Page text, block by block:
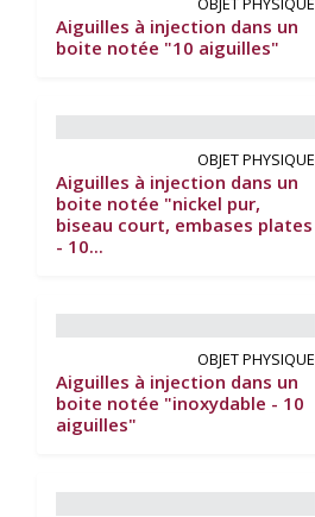
Aiguilles à injection dans un
boite notée "10 aiguilles"
OBJET PHYSIQUE
Aiguilles à injection dans un
boite notée "nickel pur,
biseau court, embases plates
- 10...
OBJET PHYSIQUE
Aiguilles à injection dans un
boite notée "inoxydable - 10
aiguilles"